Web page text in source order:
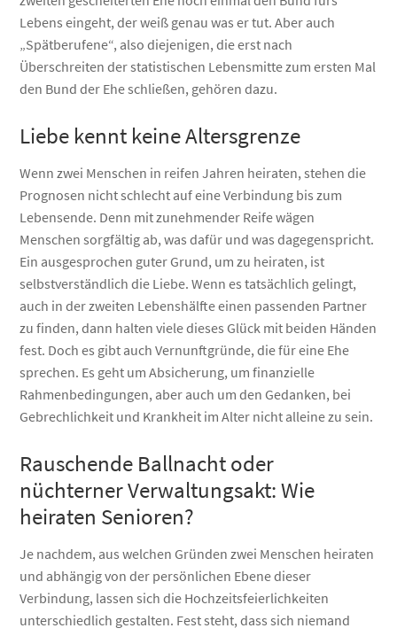
Lebens eingeht, der weiß genau was er tut. Aber auch
„Spätberufene“, also diejenigen, die erst nach
Überschreiten der statistischen Lebensmitte zum ersten Mal
den Bund der Ehe schließen, gehören dazu.
Liebe kennt keine Altersgrenze
Wenn zwei Menschen in reifen Jahren heiraten, stehen die
Prognosen nicht schlecht auf eine Verbindung bis zum
Lebensende. Denn mit zunehmender Reife wägen
Menschen sorgfältig ab, was dafür und was dagegenspricht.
Ein ausgesprochen guter Grund, um zu heiraten, ist
selbstverständlich die Liebe. Wenn es tatsächlich gelingt,
auch in der zweiten Lebenshälfte einen passenden Partner
zu finden, dann halten viele dieses Glück mit beiden Händen
fest. Doch es gibt auch Vernunftgründe, die für eine Ehe
sprechen. Es geht um Absicherung, um finanzielle
Rahmenbedingungen, aber auch um den Gedanken, bei
Gebrechlichkeit und Krankheit im Alter nicht alleine zu sein.
Rauschende Ballnacht oder
nüchterner Verwaltungsakt: Wie
heiraten Senioren?
Je nachdem, aus welchen Gründen zwei Menschen heiraten
und abhängig von der persönlichen Ebene dieser
Verbindung, lassen sich die Hochzeitsfeierlichkeiten
unterschiedlich gestalten. Fest steht, dass sich niemand